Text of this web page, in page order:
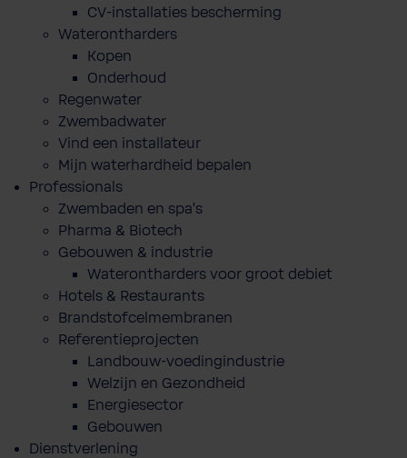
CV-installaties bescherming
Waterontharders
Kopen
Onderhoud
Regenwater
Zwembadwater
Vind een installateur
Mijn waterhardheid bepalen
Professionals
Zwembaden en spa's
Pharma & Biotech
Gebouwen & industrie
Waterontharders voor groot debiet
Hotels & Restaurants
Brandstofcelmembranen
Referentieprojecten
Landbouw-voedingindustrie
Welzijn en Gezondheid
Energiesector
Gebouwen
Dienstverlening